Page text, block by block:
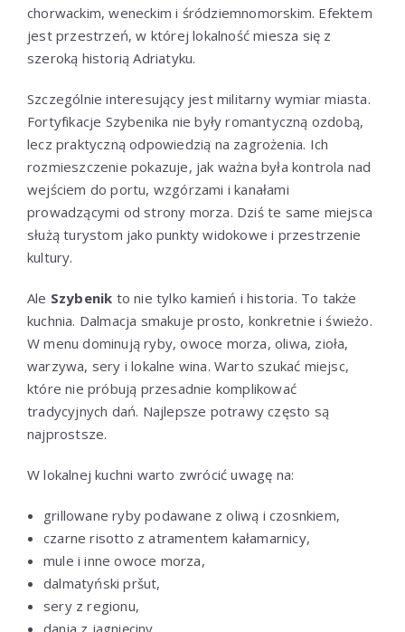
chorwackim, weneckim i śródziemnomorskim. Efektem
jest przestrzeń, w której lokalność miesza się z
szeroką historią Adriatyku.
Szczególnie interesujący jest militarny wymiar miasta.
Fortyfikacje Szybenika nie były romantyczną ozdobą,
lecz praktyczną odpowiedzią na zagrożenia. Ich
rozmieszczenie pokazuje, jak ważna była kontrola nad
wejściem do portu, wzgórzami i kanałami
prowadzącymi od strony morza. Dziś te same miejsca
służą turystom jako punkty widokowe i przestrzenie
kultury.
Ale Szybenik to nie tylko kamień i historia. To także
kuchnia. Dalmacja smakuje prosto, konkretnie i świeżo.
W menu dominują ryby, owoce morza, oliwa, zioła,
warzywa, sery i lokalne wina. Warto szukać miejsc,
które nie próbują przesadnie komplikować
tradycyjnych dań. Najlepsze potrawy często są
najprostsze.
W lokalnej kuchni warto zwrócić uwagę na:
grillowane ryby podawane z oliwą i czosnkiem,
czarne risotto z atramentem kałamarnicy,
mule i inne owoce morza,
dalmatyński pršut,
sery z regionu,
dania z jagnięciny,